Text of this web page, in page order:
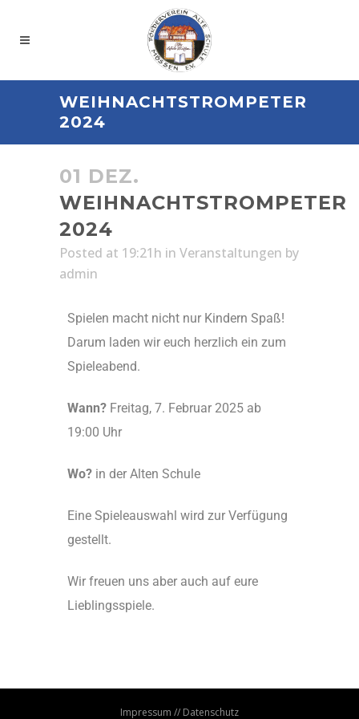
WEIHNACHTSTROMPETER
2024
01 DEZ.
WEIHNACHTSTROMPETER
2024
Posted at 19:21h in Veranstaltungen by
admin
Spielen macht nicht nur Kindern Spaß!
Darum laden wir euch herzlich ein zum
Spieleabend.
Wann? Freitag, 7. Februar 2025 ab
19:00 Uhr
Wo? in der Alten Schule
Eine Spieleauswahl wird zur Verfügung
gestellt.
Wir freuen uns aber auch auf eure
Lieblingsspiele.
Impressum // Datenschutz